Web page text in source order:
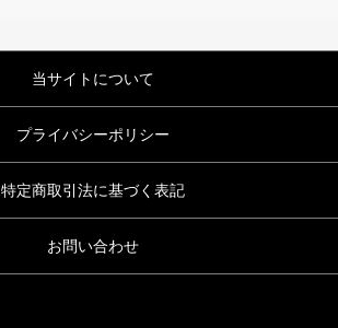
当サイトについて
プライバシーポリシー
特定商取引法に基づく表記
お問い合わせ